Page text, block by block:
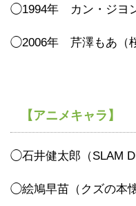
◯1994年 カン・ジヨン
◯2006年 芹澤もあ（桜
【アニメキャラ】
◯石井健太郎（SLAM
◯絵鳩早苗（クズの本懐